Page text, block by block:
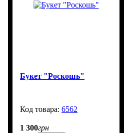
Букет "Роскошь"
6562
1 300грн